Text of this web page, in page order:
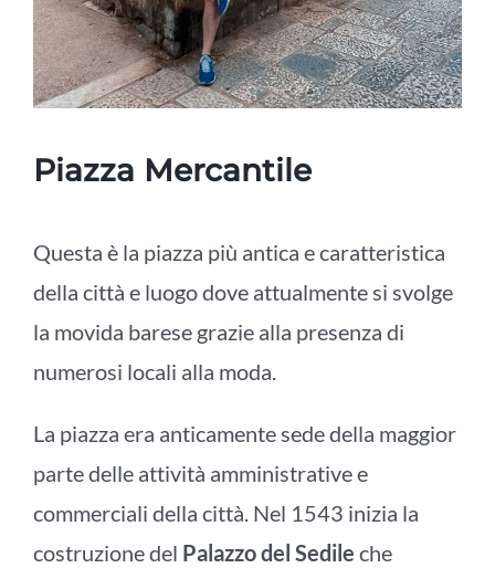
Piazza Mercantile
Questa è la piazza più antica e caratteristica
della città e luogo dove attualmente si svolge
la movida barese grazie alla presenza di
numerosi locali alla moda.
La piazza era anticamente sede della maggior
parte delle attività amministrative e
commerciali della città. Nel 1543 inizia la
costruzione del Palazzo del Sedile che